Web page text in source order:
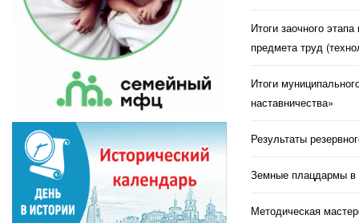
Итоги заочного
предмета труд
Итоги
наставничества»
Результаты
Земные плацдармы в
Методическая